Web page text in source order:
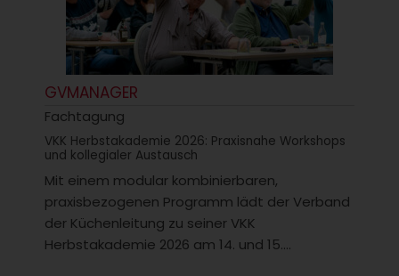
GVMANAGER
Fachtagung
VKK Herbstakademie 2026: Praxisnahe Workshops
und kollegialer Austausch
Mit einem modular kombinierbaren,
praxisbezogenen Programm lädt der Verband
der Küchenleitung zu seiner VKK
Herbstakademie 2026 am 14. und 15....